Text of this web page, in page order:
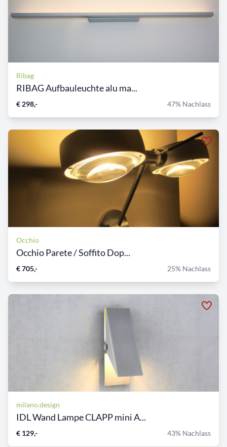
Ribag
RIBAG Aufbauleuchte alu ma...
€ 298,- 47% Nachlass
Occhio
Occhio Parete / Soffito Dop...
€ 705,- 25% Nachlass
milano.design
IDL Wand Lampe CLAPP mini A...
€ 129,- 43% Nachlass